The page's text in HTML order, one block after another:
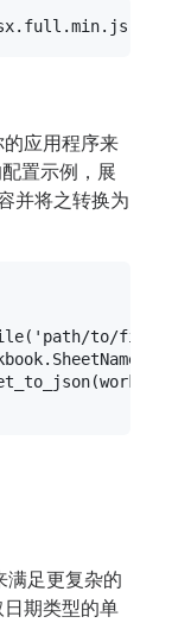
应用程序来
置示例，展
并将之转换为
( 'path/to/
SheetNames
(workbook.
满足更复杂的
期类型的单